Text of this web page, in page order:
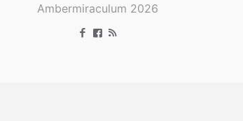
Ambermiraculum 2026